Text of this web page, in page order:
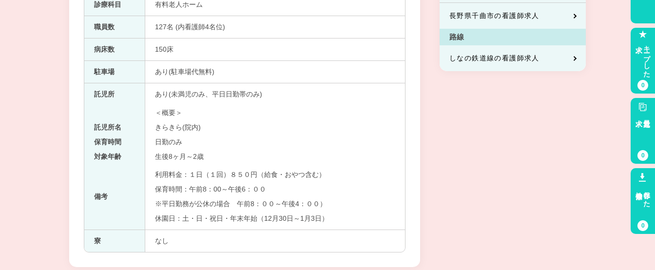
診療科目 有料老人ホーム
職員数 127名 (内看護師4名位)
病床数 150床
駐車場 あり(駐車場代無料)
託児所 あり(未満児のみ、平日日勤帯のみ)
＜概要＞
託児所名
きらきら(院内)
保育時間
日勤のみ
対象年齢
生後8ヶ月～2歳
備考
利用料金：１日（１回）８５０円（給食・おやつ含む）
保育時間：午前8：00～午後6：００
※平日勤務が公休の場合 午前8：００～午後4：００）
休園日：土・日・祝日・年末年始（12月30日～1月3日）
寮 なし
長野県千曲市の看護師求人
路線
しなの鉄道線の看護師求人 キープした
0
最近見た
0
保存した
0